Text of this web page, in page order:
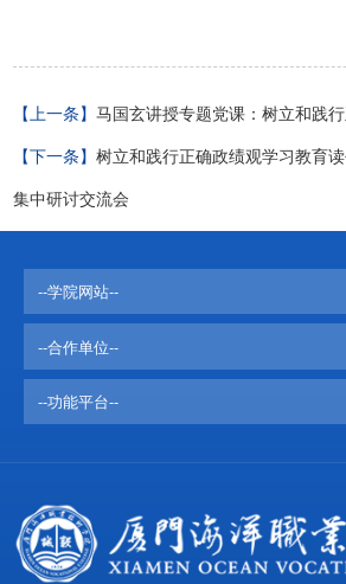
【上一条】马国玄讲授专题党课：树立和践
【下一条】树立和践行正确政绩观学习教育
集中研讨交流会